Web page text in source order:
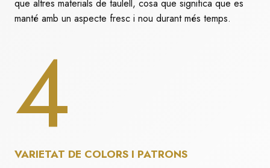
que altres materials de taulell, cosa que significa que es
manté amb un aspecte fresc i nou durant més temps.
4
VARIETAT DE COLORS I PATRONS